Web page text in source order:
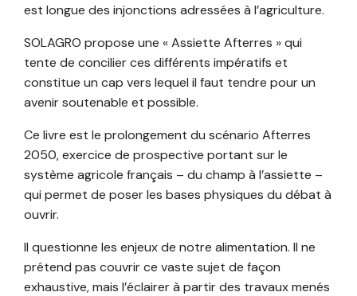
est longue des injonctions adressées à l’agriculture.
SOLAGRO propose une « Assiette Afterres » qui
tente de concilier ces différents impératifs et
constitue un cap vers lequel il faut tendre pour un
avenir soutenable et possible.
Ce livre est le prolongement du scénario Afterres
2050, exercice de prospective portant sur le
système agricole français – du champ à l’assiette –
qui permet de poser les bases physiques du débat à
ouvrir.
Il questionne les enjeux de notre alimentation. Il ne
prétend pas couvrir ce vaste sujet de façon
exhaustive, mais l’éclairer à partir des travaux menés